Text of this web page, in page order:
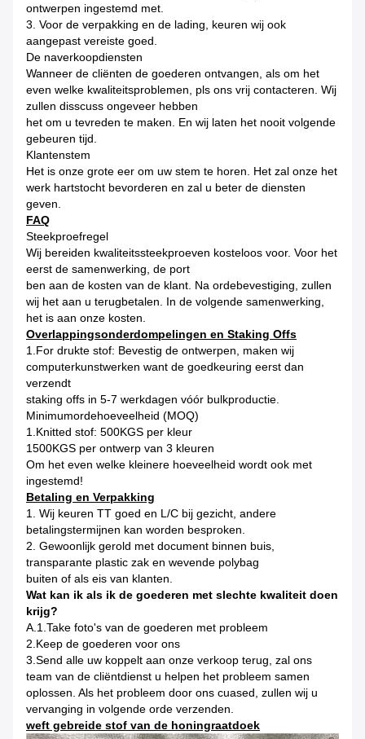
ontwerpen ingestemd met.
3. Voor de verpakking en de lading, keuren wij ook
aangepast vereiste goed.
De naverkoopdiensten
Wanneer de cliënten de goederen ontvangen, als om het
even welke kwaliteitsproblemen, pls ons vrij contacteren. Wij
zullen disscuss ongeveer hebben
het om u tevreden te maken. En wij laten het nooit volgende
gebeuren tijd.
Klantenstem
Het is onze grote eer om uw stem te horen. Het zal onze het
werk hartstocht bevorderen en zal u beter de diensten
geven.
FAQ
Steekproefregel
Wij bereiden kwaliteitssteekproeven kosteloos voor. Voor het
eerst de samenwerking, de port
ben aan de kosten van de klant. Na ordebevestiging, zullen
wij het aan u terugbetalen. In de volgende samenwerking,
het is aan onze kosten.
Overlappingsonderdompelingen en Staking Offs
1.For drukte stof: Bevestig de ontwerpen, maken wij
computerkunstwerken want de goedkeuring eerst dan
verzendt
staking offs in 5-7 werkdagen vóór bulkproductie.
Minimumordehoeveelheid (MOQ)
1.Knitted stof: 500KGS per kleur
1500KGS per ontwerp van 3 kleuren
Om het even welke kleinere hoeveelheid wordt ook met
ingestemd!
Betaling en Verpakking
1. Wij keuren TT goed en L/C bij gezicht, andere
betalingstermijnen kan worden besproken.
2. Gewoonlijk gerold met document binnen buis,
transparante plastic zak en wevende polybag
buiten of als eis van klanten.
Wat kan ik als ik de goederen met slechte kwaliteit doen
krijg?
A.1.Take foto's van de goederen met probleem
2.Keep de goederen voor ons
3.Send alle uw koppelt aan onze verkoop terug, zal ons
team van de cliëntdienst u helpen het probleem samen
oplossen. Als het probleem door ons cuased, zullen wij u
vervanging in volgende orde verzenden.
weft gebreide stof van de honingraatdoek